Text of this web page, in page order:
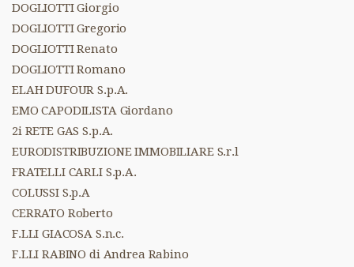
DOGLIOTTI Giorgio
DOGLIOTTI Gregorio
DOGLIOTTI Renato
DOGLIOTTI Romano
ELAH DUFOUR S.p.A.
EMO CAPODILISTA Giordano
2i RETE GAS S.p.A.
EURODISTRIBUZIONE IMMOBILIARE S.r.l
FRATELLI CARLI S.p.A.
COLUSSI S.p.A
CERRATO Roberto
F.LLI GIACOSA S.n.c.
F.LLI RABINO di Andrea Rabino